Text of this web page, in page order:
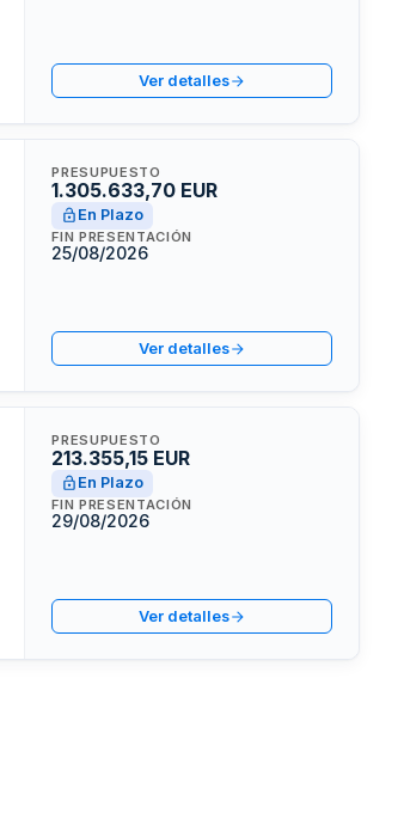
Ver detalles
PRESUPUESTO
1.305.633,70 EUR
En Plazo
FIN PRESENTACIÓN
25/08/2026
Ver detalles
PRESUPUESTO
213.355,15 EUR
En Plazo
FIN PRESENTACIÓN
29/08/2026
Ver detalles